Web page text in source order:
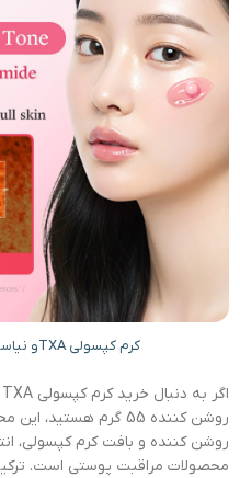
کرم کپسولی TXAو نیاسینامید مدیکیوب ضدلک و
روشن کننده 55 گرم
روشن کننده و بافت کرم کپسولی،